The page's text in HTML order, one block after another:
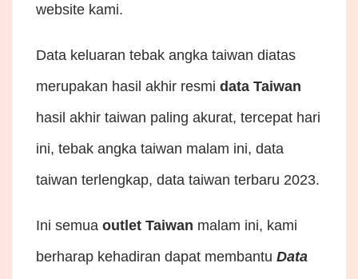
website kami.
Data keluaran tebak angka taiwan diatas
merupakan hasil akhir resmi data Taiwan
hasil akhir taiwan paling akurat, tercepat hari
ini, tebak angka taiwan malam ini, data
taiwan terlengkap, data taiwan terbaru 2023.
Ini semua outlet Taiwan malam ini, kami
berharap kehadiran dapat membantu Data